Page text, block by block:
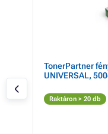
TonerPartner
UNIVERSAL,
Raktáron > 20 db